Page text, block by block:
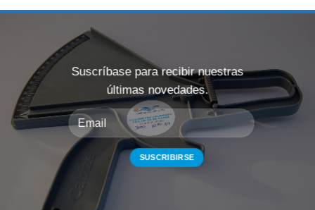
Suscríbase para recibir nuestras
últimas novedades.